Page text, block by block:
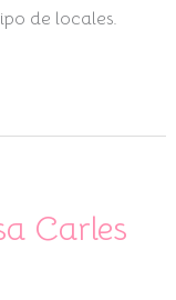
de locales.
Carles